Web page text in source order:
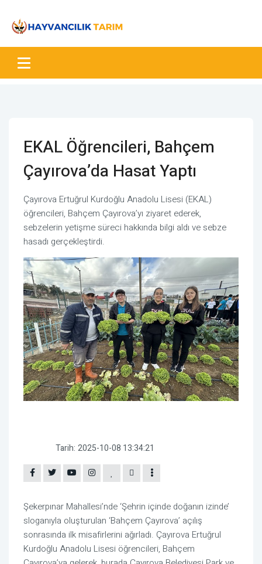
EKAL Öğrencileri, Bahçem
Çayırova’da Hasat Yaptı
Çayırova Ertuğrul Kurdoğlu Anadolu Lisesi (EKAL)
öğrencileri, Bahçem Çayırova’yı ziyaret ederek,
sebzelerin yetişme süreci hakkında bilgi aldı ve sebze
hasadı gerçekleştirdi.
Tarih: 2025-10-08 13:34:21
Şekerpınar Mahallesi’nde ‘Şehrin içinde doğanın izinde’
sloganıyla oluşturulan ‘Bahçem Çayırova’ açılış
sonrasında ilk misafirlerini ağırladı. Çayırova Ertuğrul
Kurdoğlu Anadolu Lisesi öğrencileri, Bahçem